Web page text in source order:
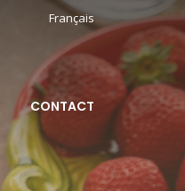
Français
CONTACT